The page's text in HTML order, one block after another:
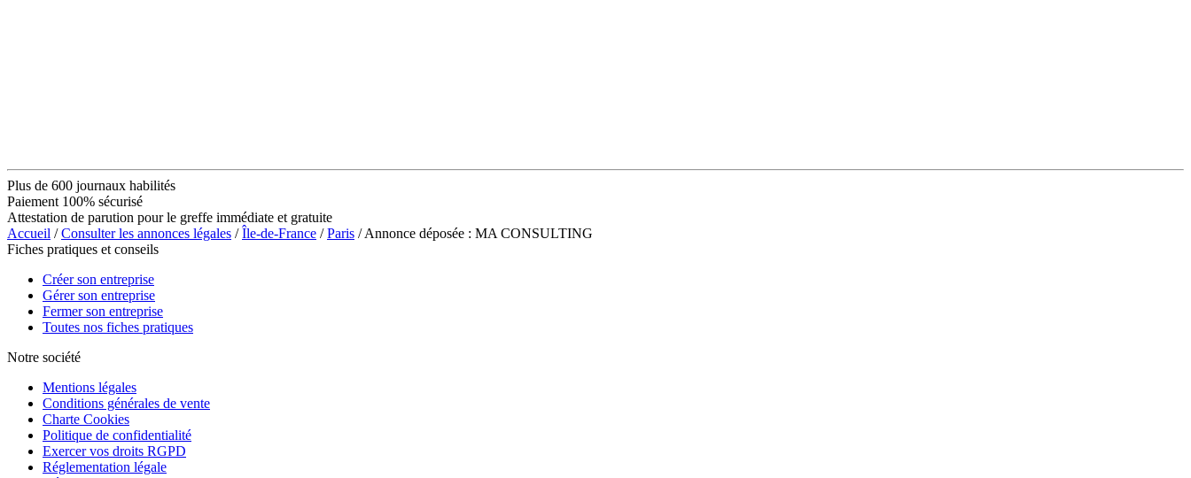
Plus de 600 journaux habilités
Paiement 100% sécurisé
Attestation de parution pour le greffe immédiate et gratuite
Accueil /Consulter les annonces légales /Île-de-France /Paris / Annonce déposée : MA CONSULTING
Fiches pratiques et conseils
Créer son entreprise
Gérer son entreprise
Fermer son entreprise
Toutes nos fiches pratiques
Notre société
Mentions légales
Conditions générales de vente
Charte Cookies
Politique de confidentialité
Exercer vos droits RGPD
Réglementation légale